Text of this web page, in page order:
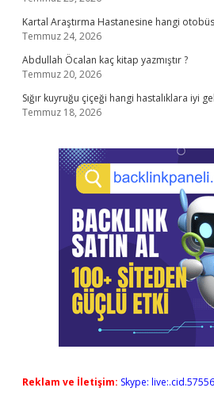
Kartal Araştırma Hastanesine hangi
Temmuz 24, 2026
Abdullah Öcalan kaç kitap yazmıştır ?
Temmuz 20, 2026
Sığır kuyruğu çiçeği hangi hastalıklara iyi
Temmuz 18, 2026
Reklam ve İletişim: Skype: